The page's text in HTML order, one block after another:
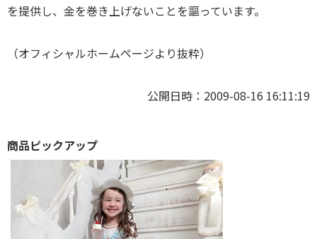
を提供し、金を巻き上げないことを謳っています。
（オフィシャルホームページより抜粋）
公開日時：2009-08-16 16:11:19
商品ピックアップ